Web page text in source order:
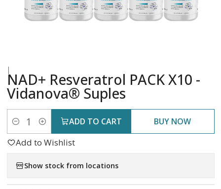
|
NAD+ Resveratrol PACK X10 -
Vidanova® Suples
Quantity ADD TO CART BUY NOW
Add to Wishlist
Show stock from locations